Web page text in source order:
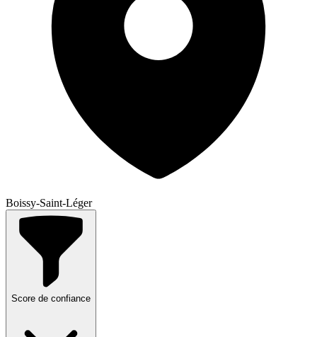
Boissy-Saint-Léger
Score de confiance